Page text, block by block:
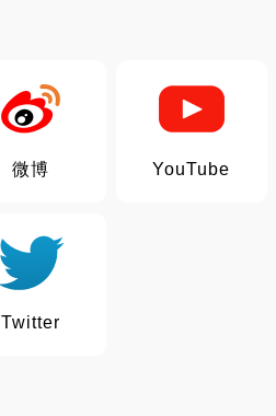
微博 YouTube
Twitter